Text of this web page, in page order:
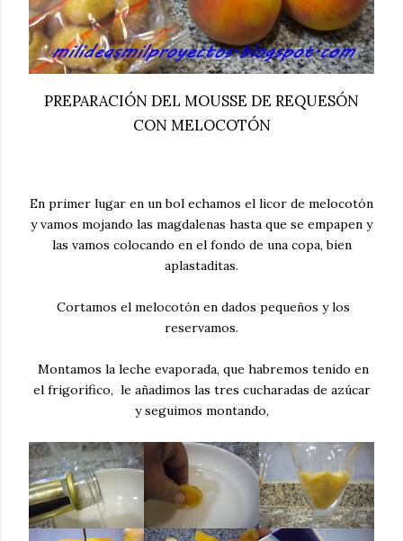
PREPARACIÓN DEL MOUSSE DE REQUESÓN
CON MELOCOTÓN
En primer lugar en un bol echamos el licor de melocotón
y vamos mojando las magdalenas hasta que se empapen y
las vamos colocando en el fondo de una copa, bien
aplastaditas.
Cortamos el melocotón en dados pequeños y los
reservamos.
Montamos la leche evaporada, que habremos tenido en
el frigorífico, le añadimos las tres cucharadas de azúcar
y seguimos montando,